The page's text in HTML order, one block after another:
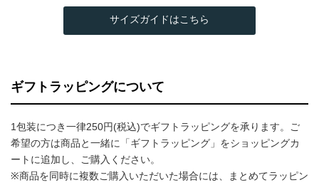
サイズガイドはこちら
ギフトラッピングについて
1包装につき一律250円(税込)でギフトラッピングを承ります。ご
希望の方は商品と一緒に「ギフトラッピング」をショッピングカ
ートに追加し、ご購入ください。
※商品を同時に複数ご購入いただいた場合には、まとめてラッピン